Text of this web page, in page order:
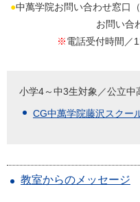
●中萬学院お問い合わせ窓口
お問い合
※電話受付時間／
小学4～中3生対象／公立中
CG中萬学院藤沢スクー
教室からのメッセージ